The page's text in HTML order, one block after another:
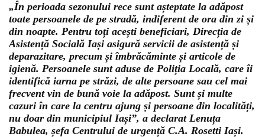
„În perioada sezonului rece sunt așteptate la adăpost
toate persoanele de pe stradă, indiferent de ora din zi și
din noapte. Pentru toți acești beneficiari, Direcția de
Asistență Socială Iași asigură servicii de asistență și
deparazitare, precum și îmbrăcăminte și articole de
igienă. Persoanele sunt aduse de Poliția Locală, care îi
identifică iarna pe străzi, de alte persoane sau cel mai
frecvent vin de bună voie la adăpost. Sunt și multe
cazuri în care la centru ajung și persoane din localități,
nu doar din municipiul Iași”, a declarat Lenuța
Babulea, șefa Centrului de urgență C.A. Rosetti Iași.